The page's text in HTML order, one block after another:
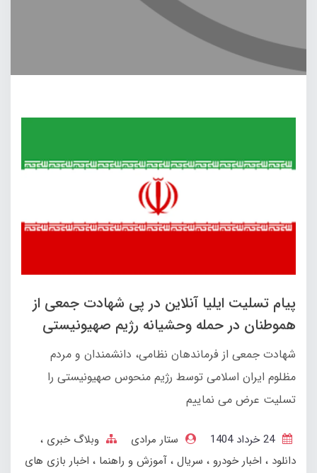
پیام تسلیت ایلیا آنلاین در پی شهادت جمعی از
هموطنان در حمله وحشیانه رژیم صهیونیستی
شهادت جمعی از فرماندهان نظامی، دانشمندان و مردم
مظلوم ایران اسلامی توسط رژیم منحوس صهیونیستی را
تسلیت عرض می نماییم
24 خرداد 1404 ستار مرادی
وبلاگ خبری
دانلود
اخبار خودرو سریال آموزش و راهنما
اخبار بازی های